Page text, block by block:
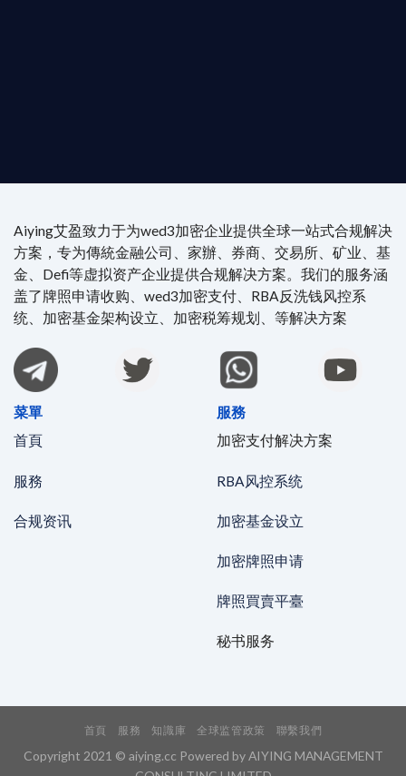
Aiying艾盈致力于为wed3加密企业提供全球一站式合规解决
方案，专为傳統金融公司、家辦、券商、交易所、矿业、基
金、Defi等虚拟资产企业提供合规解决方案。我们的服务涵
盖了牌照申请收购、wed3加密支付、RBA反洗钱风控系
统、加密基金架构设立、加密税筹规划、等解决方案
菜單
首頁
服務
合规资讯
服務
加密支付解决方案
RBA风控系统
加密基金设立
加密牌照申请
牌照買賣平臺
秘书服务
首頁 服務 知識庫 全球监管政策 聯繫我們
Copyright 2021 © aiying.cc Powered by AIYING MANAGEMENT